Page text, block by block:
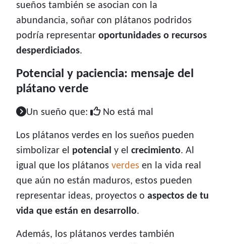
sueños también se asocian con la
abundancia, soñar con plátanos podridos
podría representar oportunidades o recursos
desperdiciados.
Potencial y paciencia: mensaje del
plátano verde
Un sueño que: No está mal
Los plátanos verdes en los sueños pueden
simbolizar el potencial y el crecimiento. Al
igual que los plátanos verdes en la vida real
que aún no están maduros, estos pueden
representar ideas, proyectos o aspectos de tu
vida que están en desarrollo.
Además, los plátanos verdes también